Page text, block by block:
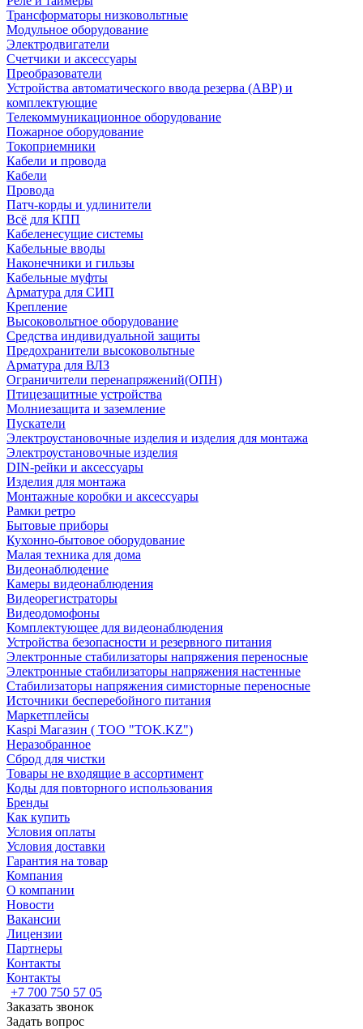
Трансформаторы низковольтные
Модульное оборудование
Электродвигатели
Счетчики и аксессуары
Преобразователи
Устройства автоматического ввода резерва (АВР) и
комплектующие
Телекоммуникационное оборудование
Пожарное оборудование
Токоприемники
Кабели и провода
Кабели
Провода
Патч-корды и удлинители
Всё для КПП
Кабеленесущие системы
Кабельные вводы
Наконечники и гильзы
Кабельные муфты
Арматура для СИП
Крепление
Высоковольтное оборудование
Средства индивидуальной защиты
Предохранители высоковольтные
Арматура для ВЛЗ
Ограничители перенапряжений(ОПН)
Птицезащитные устройства
Молниезащита и заземление
Пускатели
Электроустановочные изделия и изделия для монтажа
Электроустановочные изделия
DIN-рейки и аксессуары
Изделия для монтажа
Монтажные коробки и аксессуары
Рамки ретро
Бытовые приборы
Кухонно-бытовое оборудование
Малая техника для дома
Видеонаблюдение
Камеры видеонаблюдения
Видеорегистраторы
Видеодомофоны
Комплектующее для видеонаблюдения
Устройства безопасности и резервного питания
Электронные стабилизаторы напряжения переносные
Электронные стабилизаторы напряжения настенные
Стабилизаторы напряжения симисторные переносные
Источники бесперебойного питания
Маркетплейсы
Kaspi Магазин ( ТОО "TOK.KZ")
Неразобранное
Сброд для чистки
Товары не входящие в ассортимент
Коды для повторного использования
Бренды
Как купить
Условия оплаты
Условия доставки
Гарантия на товар
Компания
О компании
Новости
Вакансии
Лицензии
Партнеры
Контакты
Контакты
+7 700 750 57 05
Заказать звонок
Задать вопрос